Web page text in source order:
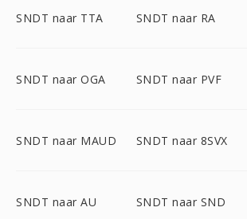
SNDT naar TTA SNDT naar RA
SNDT naar OGA SNDT naar PVF
SNDT naar MAUD SNDT naar 8SVX
SNDT naar AU SNDT naar SND